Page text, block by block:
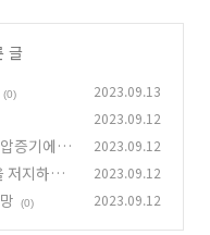
글
(0) 2023.09.13
2023.09.12
증기에 맞
2023.09.12
저지하던
2023.09.12
(0) 2023.09.12